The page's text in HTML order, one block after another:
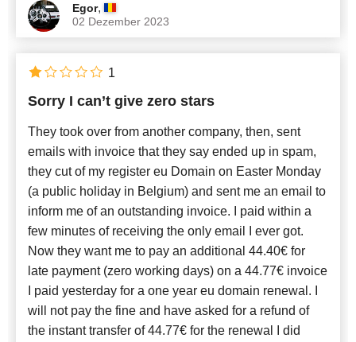
Egor,
02 Dezember 2023
Sorry I can’t give zero stars
They took over from another company, then, sent
emails with invoice that they say ended up in spam,
they cut of my register eu Domain on Easter Monday
(a public holiday in Belgium) and sent me an email to
inform me of an outstanding invoice. I paid within a
few minutes of receiving the only email I ever got.
Now they want me to pay an additional 44.40€ for
late payment (zero working days) on a 44.77€ invoice
I paid yesterday for a one year eu domain renewal. I
will not pay the fine and have asked for a refund of
the instant transfer of 44.77€ for the renewal I did
1